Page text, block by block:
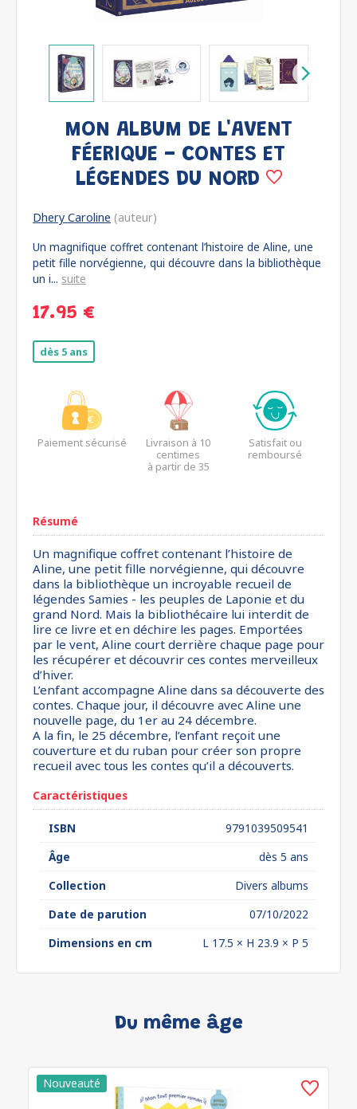
MON ALBUM DE L'AVENT
FÉERIQUE - CONTES ET
LÉGENDES DU NORD
Dhery Caroline (auteur)
Un magnifique coffret contenant l’histoire de Aline, une
petit fille norvégienne, qui découvre dans la bibliothèque
un i... suite
17.95 €
dès 5 ans
Paiement sécurisé
Livraison à 10
centimes
à partir de 35
Satisfait ou
remboursé
Résumé
Un magnifique coffret contenant l’histoire de
Aline, une petit fille norvégienne, qui découvre
dans la bibliothèque un incroyable recueil de
légendes Samies - les peuples de Laponie et du
grand Nord. Mais la bibliothécaire lui interdit de
lire ce livre et en déchire les pages. Emportées
par le vent, Aline court derrière chaque page pour
les récupérer et découvrir ces contes merveilleux
d’hiver.
L’enfant accompagne Aline dans sa découverte des
contes. Chaque jour, il découvre avec Aline une
nouvelle page, du 1er au 24 décembre.
A la fin, le 25 décembre, l’enfant reçoit une
couverture et du ruban pour créer son propre
recueil avec tous les contes qu’il a découverts.
Caractéristiques
ISBN
9791039509541
Âge
dès 5 ans
Collection
Divers albums
Date de parution
07/10/2022
Dimensions en cm
L 17.5 × H 23.9 × P 5
Du même âge